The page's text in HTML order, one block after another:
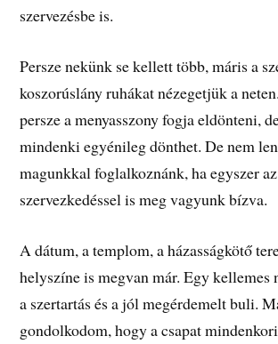
szervezésbe is.
Persze nekünk se kellett több, máris a
koszorúslány ruhákat nézegetjük a
persze a menyasszony fogja eldönteni,
mindenki egyénileg dönthet. De nem
magunkkal foglalkoznánk, ha egyszer
szervezkedéssel is meg vagyunk bízva.
A dátum, a templom, a házasságkötő
helyszíne is megvan már. Egy kellemes
a szertartás és a jól megérdemelt buli.
gondolkodom, hogy a csapat mindenkori